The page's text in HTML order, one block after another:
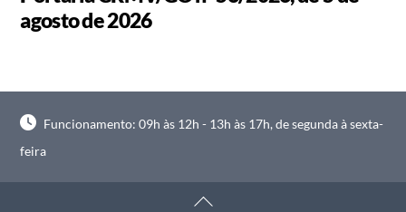
agosto de 2026
Funcionamento: 09h às 12h - 13h às 17h, de segunda à sexta-
feira
Back